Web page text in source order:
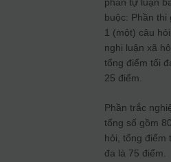
phần tự luận
buộc: Phần thi
1 (một) câu
nghị luận xã
tổng điểm tối
25 điểm.
Phần trắc
tổng số gồm
hỏi, tổng điểm
đa là 75 điểm.